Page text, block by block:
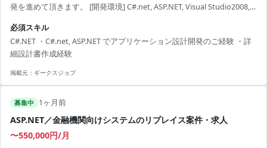
発を進めて頂きます。 [開発環境] C#.net, ASP.NET, Visual Studio2008,
必須スキル
C#.NET ・C#.net, ASP.NET でアプリケーション設計開発のご経験 ・詳
細設計書作成経験
掲載元： ギークスジョブ
募集中 1ヶ月前
ASP.NET／金融機関向けシステムのリプレイス案件・求人
〜550,000円/月